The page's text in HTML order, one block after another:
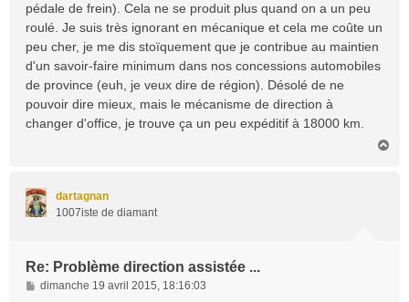
pédale de frein). Cela ne se produit plus quand on a un peu
roulé. Je suis très ignorant en mécanique et cela me coûte un
peu cher, je me dis stoïquement que je contribue au maintien
d'un savoir-faire minimum dans nos concessions automobiles
de province (euh, je veux dire de région). Désolé de ne
pouvoir dire mieux, mais le mécanisme de direction à
changer d'office, je trouve ça un peu expéditif à 18000 km.
dartagnan
1007iste de diamant
Re: Problème direction assistée ...
M
dimanche 19 avril 2015, 18:16:03